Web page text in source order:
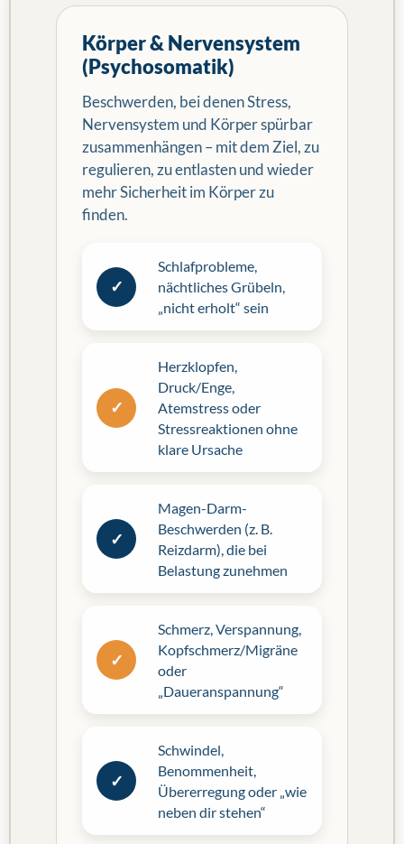
Körper & Nervensystem
(Psychosomatik)
Beschwerden, bei denen Stress,
Nervensystem und Körper spürbar
zusammenhängen – mit dem Ziel, zu
regulieren, zu entlasten und wieder
mehr Sicherheit im Körper zu
finden.
✓
Schlafprobleme,
nächtliches Grübeln,
„nicht erholt“ sein
✓
Herzklopfen,
Druck/Enge,
Atemstress oder
Stressreaktionen ohne
klare Ursache
✓
Magen-Darm-
Beschwerden (z. B.
Reizdarm), die bei
Belastung zunehmen
✓
Schmerz, Verspannung,
Kopfschmerz/Migräne
oder
„Daueranspannung“
✓
Schwindel,
Benommenheit,
Übererregung oder „wie
neben dir stehen“